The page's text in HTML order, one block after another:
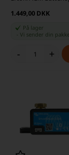
1.449,00 DKK
På lager
-Vi sender din pakke
- +